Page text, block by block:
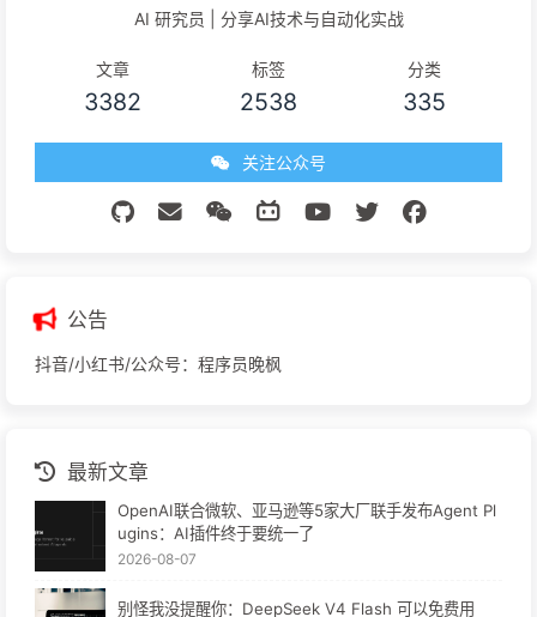
AI 研究员 | 分享AI技术与自动化实战
文章
3382
标签
2538
分类
335
关注公众号
公告
抖音/小红书/公众号：程序员晚枫
最新文章
OpenAI联合微软、亚马逊等5家大厂联手发布Agent Pl
ugins：AI插件终于要统一了
2026-08-07
别怪我没提醒你：DeepSeek V4 Flash 可以免费用